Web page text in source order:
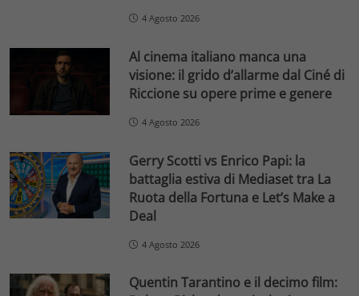
4 Agosto 2026
Al cinema italiano manca una
visione: il grido d’allarme dal Ciné di
Riccione su opere prime e genere
4 Agosto 2026
Gerry Scotti vs Enrico Papi: la
battaglia estiva di Mediaset tra La
Ruota della Fortuna e Let’s Make a
Deal
4 Agosto 2026
Quentin Tarantino e il decimo film: